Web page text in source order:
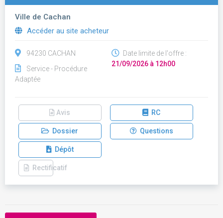
Ville de Cachan
Accéder au site acheteur
94230 CACHAN
Service - Procédure
Adaptée
Date limite de l'offre :
21/09/2026 à 12h00
Avis RC
Dossier Questions
Dépôt
Rectificatif